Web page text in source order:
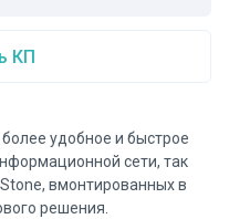
КП
удобное и быстрое
сети, так
вмонтированных в
решения.